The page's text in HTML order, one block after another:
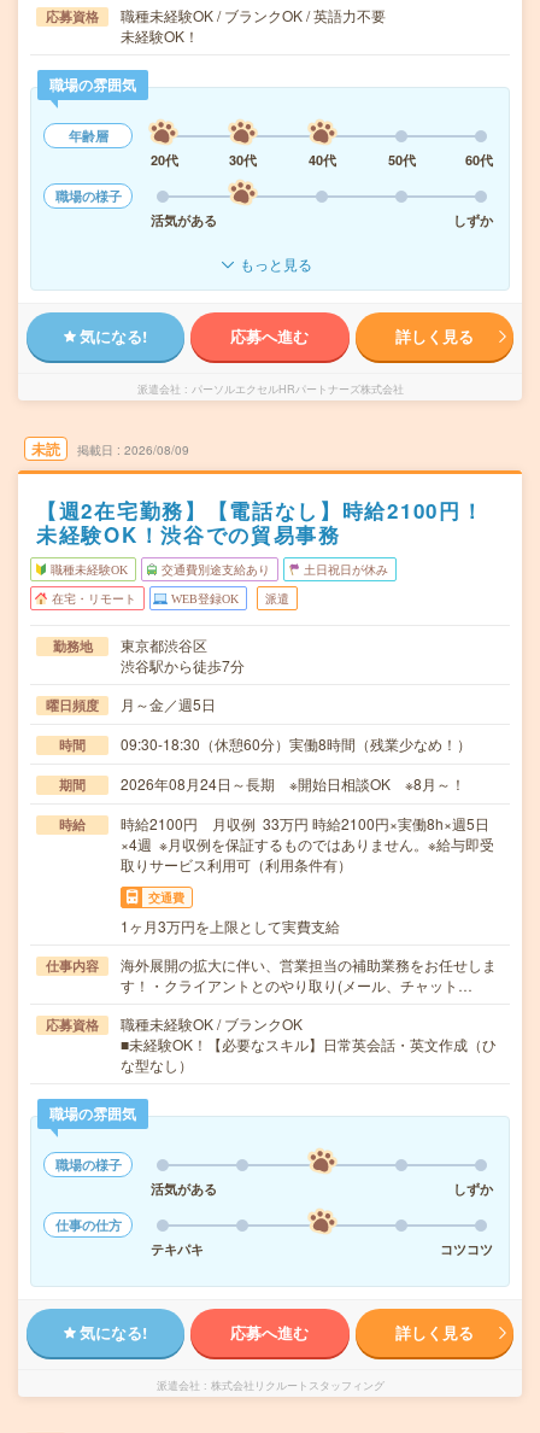
応募資格
職種未経験OK / ブランクOK / 英語力不要
未経験OK！
職場の雰囲気
年齢層
20代
30代 40代 50代
60代
職場の様子
活気がある
しずか
もっと見る
気になる! 応募へ進む 詳しく見る
派遣会社 パーソルエクセルHRパートナーズ株式会社
未読 掲載日 2026/08/09
【週2在宅勤務】【電話なし】時給2100円！
未経験OK！渋谷での貿易事務
職種未経験OK 交通費別途支給あり 土日祝日が休み
在宅・リモート WEB登録OK 派遣
勤務地
東京都渋谷区
渋谷駅から徒歩7分
曜日頻度 月～金／週5日
時間 09:30-18:30（休憩60分）実働8時間（残業少なめ！）
期間 2026年08月24日～長期 ※開始日相談OK ※8月～！
時給
時給2100円 月収例 33万円 時給2100円×実働8h×週5日
×4週 ※月収例を保証するものではありません。※給与即受
取りサービス利用可（利用条件有）
交通費
1ヶ月3万円を上限として実費支給
仕事内容
海外展開の拡大に伴い、営業担当の補助業務をお任せしま
す！・クライアントとのやり取り(メール、チャット…
応募資格
職種未経験OK / ブランクOK
■未経験OK！【必要なスキル】日常英会話・英文作成（ひ
な型なし）
職場の雰囲気
職場の様子
活気がある
しずか
仕事の仕方
テキパキ
コツコツ
気になる! 応募へ進む 詳しく見る
派遣会社 株式会社リクルートスタッフィング